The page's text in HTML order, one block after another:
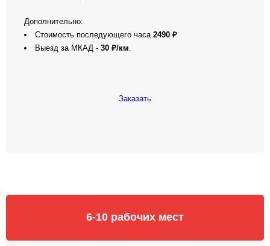
Дополнительно:
Стоимость последующего часа 2490 ₽
Выезд за МКАД - 30 ₽/км
Заказать
6-10 рабочих мест